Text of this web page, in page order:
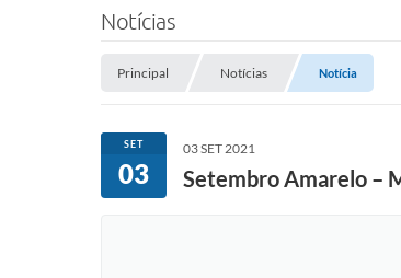
Notícias
Principal Notícias Notícia
SET
03
03 SET 2021
Setembro Amarelo –